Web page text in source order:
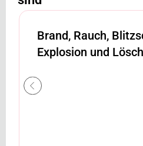
Brand, Rauch,
Explosion und